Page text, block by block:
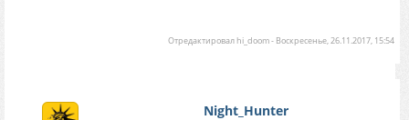
Отредактировал hi_doom- Воскресенье, 26.11.2017, 15:54
Night_Hunter